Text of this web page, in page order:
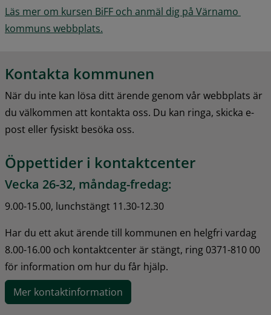
Läs mer om kursen BiFF och anmäl dig på Värnamo
kommuns webbplats.
Kontakta kommunen
När du inte kan lösa ditt ärende genom vår webbplats är
du välkommen att kontakta oss. Du kan ringa, skicka e-
post eller fysiskt besöka oss.
Öppettider i kontaktcenter
Vecka 26-32, måndag-fredag:
9.00-15.00, lunchstängt 11.30-12.30
Har du ett akut ärende till kommunen en helgfri vardag
8.00-16.00 och kontaktcenter är stängt, ring 0371-810 00
för information om hur du får hjälp.
Mer kontaktinformation